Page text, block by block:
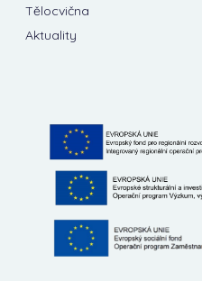
Tělocvična
Aktuality